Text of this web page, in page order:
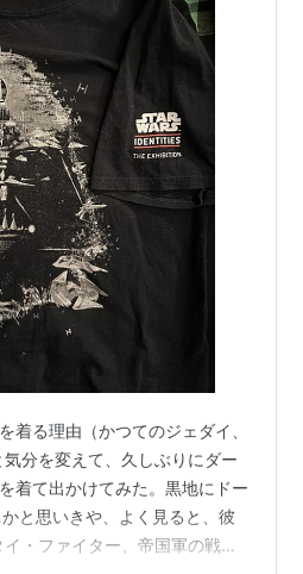
着る理由（かつてのジェダイ、
分を変えて、久しぶりにダー
着て出かけてみた。黒地にドー
と思いきや、よく見ると、彼
・ファイター、帝国軍の戦闘